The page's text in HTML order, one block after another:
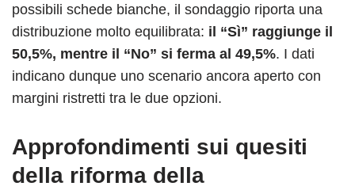
possibili schede bianche, il sondaggio riporta una
distribuzione molto equilibrata: il “Sì” raggiunge il
50,5%, mentre il “No” si ferma al 49,5%. I dati
indicano dunque uno scenario ancora aperto con
margini ristretti tra le due opzioni.
Approfondimenti sui quesiti
della riforma della